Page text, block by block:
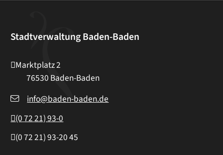
Stadtverwaltung Baden-Baden
Marktplatz 2
76530 Baden-Baden
info@baden-baden.de
(07221) 93-0
(07221) 93-2045